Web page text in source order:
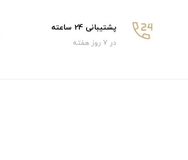
پشتیبانی 24 ساعته
در 7 روز هفته